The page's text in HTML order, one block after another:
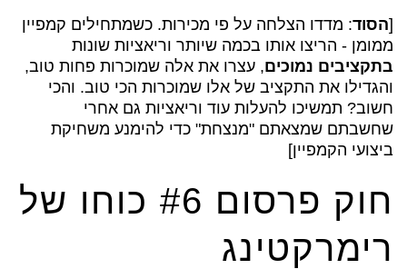
[הסוד: מדדו הצלחה על פי מכירות. כשמתחילים קמפיין
ממומן - הריצו אותו בכמה שיותר וריאציות שונות
בתקציבים נמוכים, עצרו את אלה שמוכרות פחות טוב,
והגדילו את התקציב של אלו שמוכרות הכי טוב. והכי
חשוב? תמשיכו להעלות עוד וריאציות גם אחרי
שחשבתם שמצאתם "מנצחת" כדי להימנע משחיקת
ביצועי הקמפיין]
חוק פרסום #6 כוחו של
רימרקטינג